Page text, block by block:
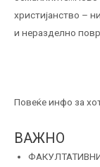
христијанство –
и неразделно
Повеќе инфо за
ВАЖНО